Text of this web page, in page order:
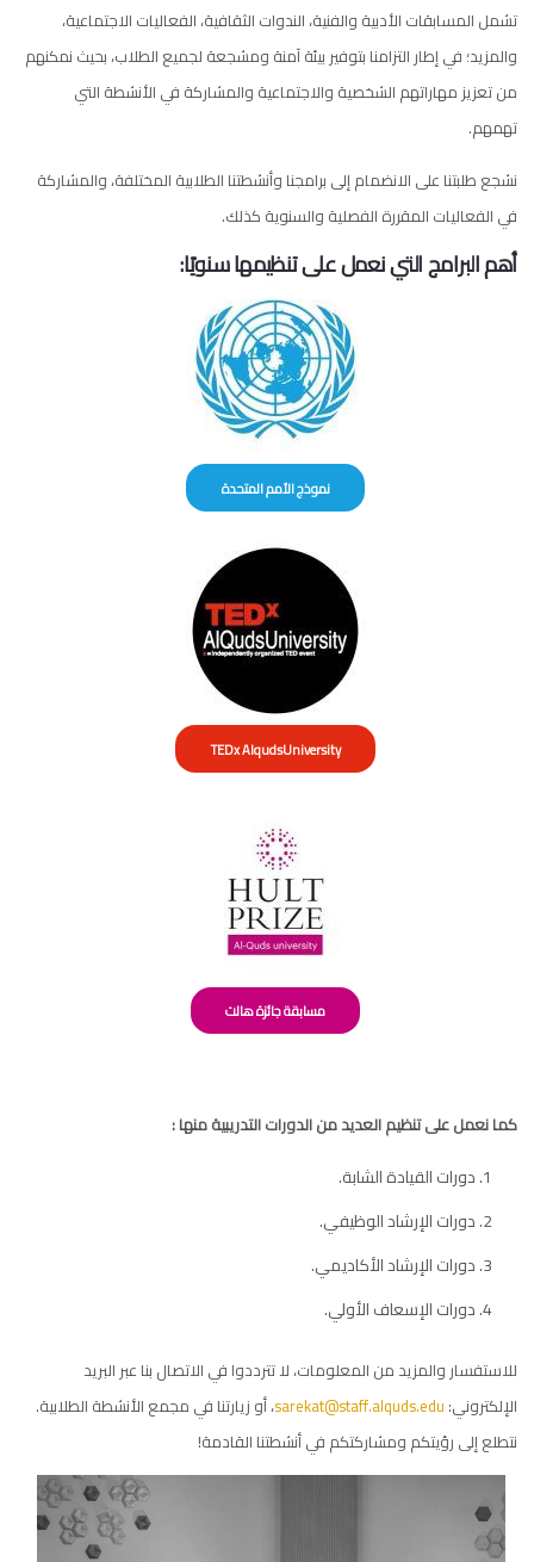
تشمل المسابقات الأدبية والفنية، الندوات الثقافية، الفعاليات الاجتماعية،
والمزيد؛ في إطار التزامنا بتوفير بيئة آمنة ومشجعة لجميع الطلاب، بحيث نمكنهم
من تعزيز مهاراتهم الشخصية والاجتماعية والمشاركة في الأنشطة التي
تهمهم.
نشجع طلبتنا على الانضمام إلى برامجنا وأنشطتنا الطلابية المختلفة، والمشاركة
في الفعاليات المقررة الفصلية والسنوية كذلك.
أهم البرامج التي نعمل على تنظيمها سنويًا:
نموذج الأمم المتحدة
TEDx AlqudsUniversity
مسابقة جائزة هالت
كما نعمل على تنظيم العديد من الدورات التدريبية منها :
دورات القيادة الشابة.
دورات الإرشاد الوظيفي.
دورات الإرشاد الأكاديمي.
دورات الإسعاف الأولي.
للاستفسار والمزيد من المعلومات، لا تترددوا في الاتصال بنا عبر البريد
الإلكتروني: sarekat@staff.alquds.edu، أو زيارتنا في مجمع الأنشطة الطلابية.
نتطلع إلى رؤيتكم ومشاركتكم في أنشطتنا القادمة!